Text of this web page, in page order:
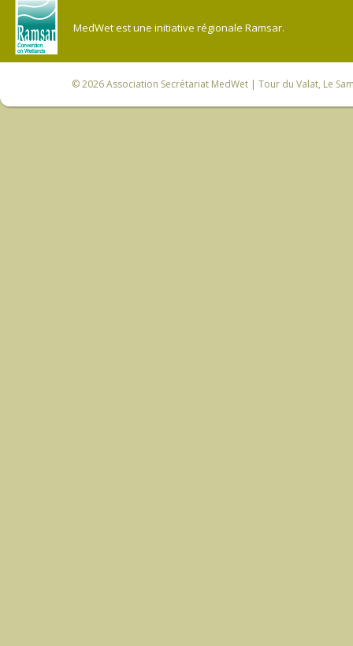
MedWet est une initiative régionale Ramsar.
© 2026Association Secrétariat MedWet | Tour du Valat, Le